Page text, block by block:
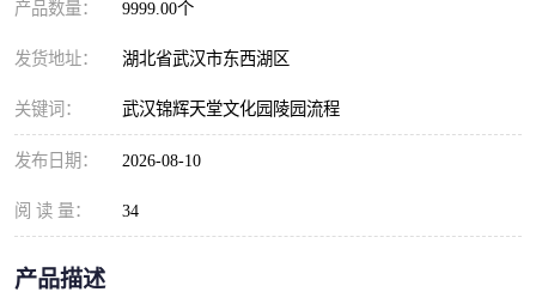
产品数量： 9999.00个
发货地址： 湖北省武汉市东西湖区
关键词： 武汉锦辉天堂文化园陵园流程
发布日期： 2026-08-10
阅 读 量： 34
产品描述